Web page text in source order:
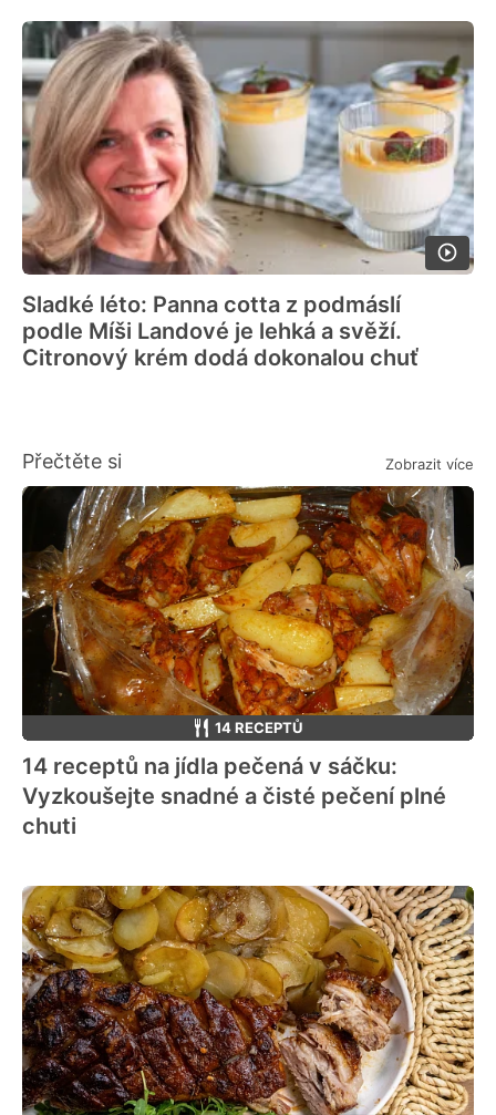
Sladké léto: Panna cotta z podmáslí
podle Míši Landové je lehká a svěží.
Citronový krém dodá dokonalou chuť
Přečtěte si Zobrazit více
14 RECEPTŮ
14 receptů na jídla pečená v sáčku:
Vyzkoušejte snadné a čisté pečení plné
chuti